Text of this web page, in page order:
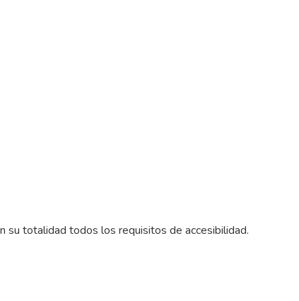
totalidad todos los requisitos de accesibilidad.